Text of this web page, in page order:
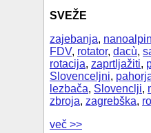
SVEŽE
zajebanja,
FDV, rotator, dacù,
rotacija, zaprtljažiti,
Slovenceljni,
lezbača, Slovenclji,
zbroja, zagrebška,
več >>